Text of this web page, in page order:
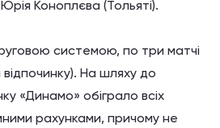
Коноплєва (Тольяті).
системою, по три матчі
На шляху до
«Динамо» обіграло всіх
рахунками, причому не